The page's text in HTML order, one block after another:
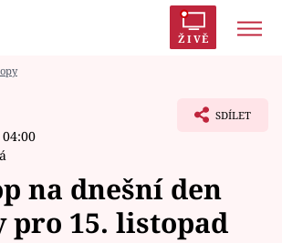
ŽIVĚ
SDÍLET
na dnešní den
pro 15. listopad